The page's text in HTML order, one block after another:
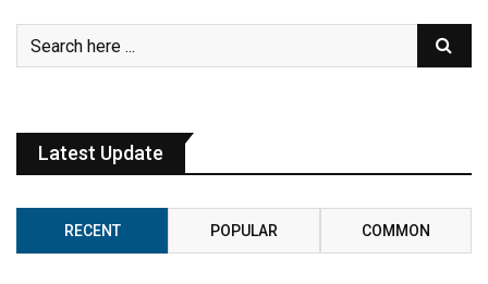
Latest Update
RECENT POPULAR COMMON